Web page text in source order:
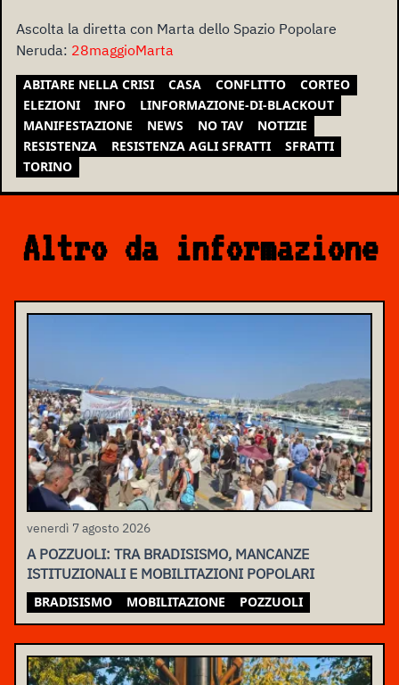
Ascolta la diretta con Marta dello Spazio Popolare
Neruda: 28maggioMarta
ABITARE NELLA CRISI CASA CONFLITTO
CORTEO
ELEZIONI
INFO
LINFORMAZIONE-DI-BLACKOUT
MANIFESTAZIONE
NEWS NO TAV
NOTIZIE
RESISTENZA
RESISTENZA AGLI SFRATTI
SFRATTI
TORINO
Altro da informazione
venerdì 7 agosto 2026
A POZZUOLI: TRA BRADISISMO, MANCANZE
ISTITUZIONALI E MOBILITAZIONI POPOLARI
BRADISISMO MOBILITAZIONE POZZUOLI